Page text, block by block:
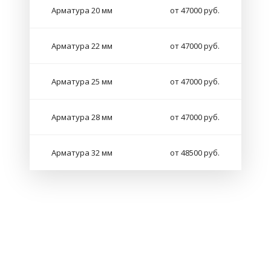
Арматура 20 мм от 47000 руб.
Арматура 22 мм от 47000 руб.
Арматура 25 мм от 47000 руб.
Арматура 28 мм от 47000 руб.
Арматура 32 мм от 48500 руб.